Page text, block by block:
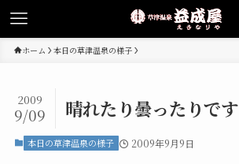
ホーム 本日の草津温泉の様子
晴れたり曇ったりです
2009
9/09
本日の草津温泉の様子 2009年9月9日